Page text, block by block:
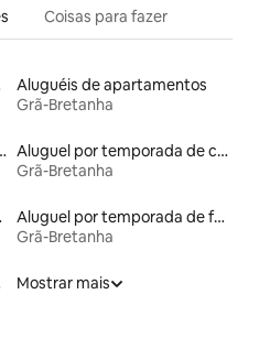
Coisas para fazer
Aluguéis de apartamentos
Grã-Bretanha
de trailers
Aluguel por temporada de cabanas de pastor
Grã-Bretanha
Aluguel por temporada de faróis
Grã-Bretanha
Mostrar mais